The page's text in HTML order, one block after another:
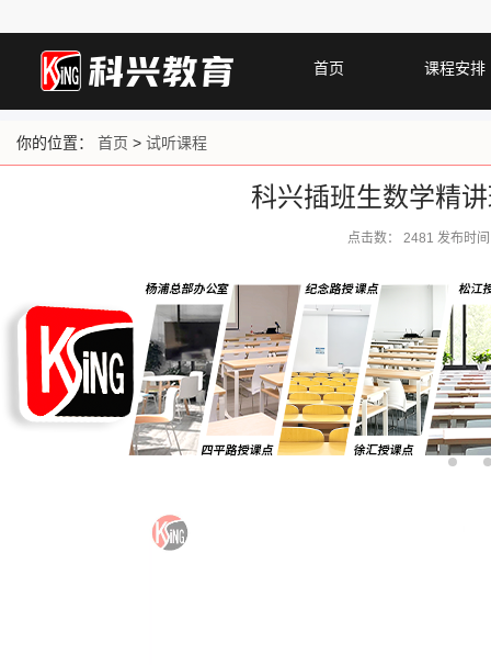
首页 课程安排
你的位置： 首页 > 试听课程
科兴插班生数学精
点击数： 2481 发布时